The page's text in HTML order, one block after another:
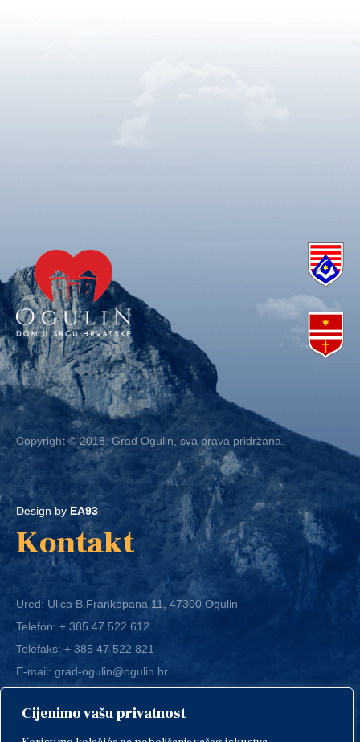
Cijenimo vašu privatnost
Copyright © 2018. Grad Ogulin, sva prava pridržana.
Design by EA93
Kontakt
Ured: Ulica B.Frankopana 11, 47300 Ogulin
Telefon: + 385 47 522 612
Telefaks: + 385 47 522 821
E-mail: grad-ogulin@ogulin.hr
OIB: 58264108511